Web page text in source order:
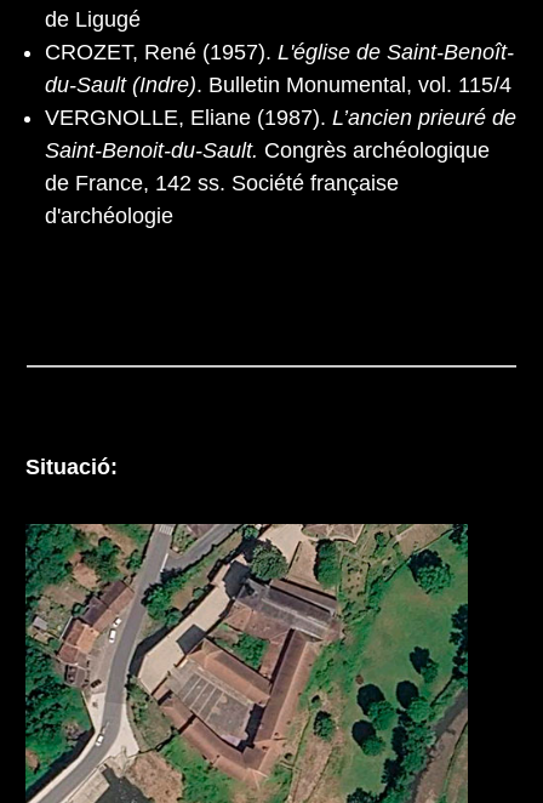
de Ligugé
CROZET, René (1957). L'église de Saint-Benoît-
du-Sault (Indre). Bulletin Monumental, vol. 115/4
VERGNOLLE, Eliane (1987). L’ancien prieuré de
Saint-Benoit-du-Sault. Congrès archéologique
de France, 142 ss. Société française
d'archéologie
Situació: